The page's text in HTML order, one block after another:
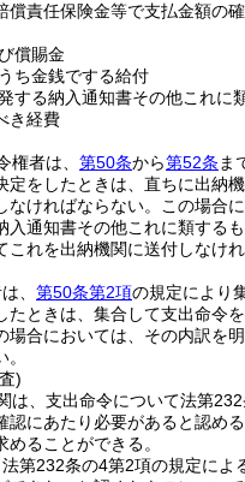
償責任保険金等で支払金額の
償賜金
ち金銭でする給付
する納入通知書その他これに
き経費
権者は、 第50条から第52条 ま
定をしたときは、直ちに出納機
ければならない。
この場合
入通知書その他これに類する
これを出納機関に送付しなけ
、 第50条第2項の規定により
たときは、集合して支出命令
場合においては、その内訳を
)
は、支出命令について法第
認にあたり必要があると認め
ることができる。
第232条の4第2項の規定によ